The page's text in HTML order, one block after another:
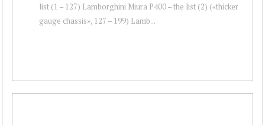
list (1 – 127) Lamborghini Miura P400 – the list (2) («thicker
gauge chassis», 127 – 199) Lamb...